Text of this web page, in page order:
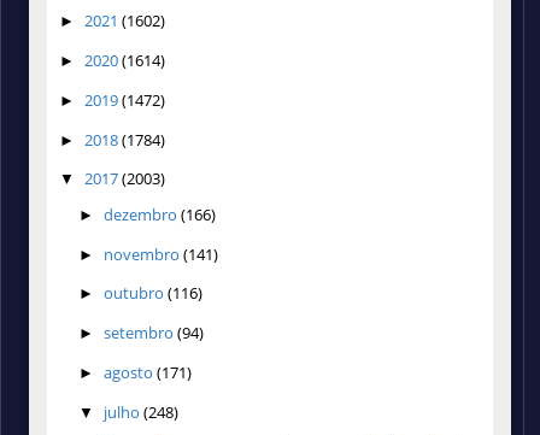
► 2021 (1602)
► 2020(1614)
► 2019(1472)
► 2018(1784)
▼ 2017(2003)
► dezembro (166)
► novembro (141)
► outubro (116)
► setembro (94)
► agosto (171)
▼ julho (248)